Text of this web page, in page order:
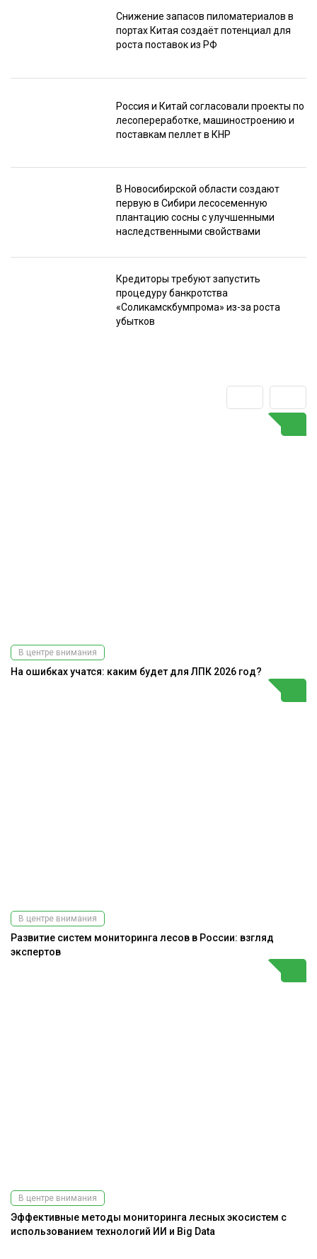
Снижение запасов пиломатериалов в
портах Китая создаёт потенциал для
роста поставок из РФ
Россия и Китай согласовали проекты по
лесопереработке, машиностроению и
поставкам пеллет в КНР
В Новосибирской области создают
первую в Сибири лесосеменную
плантацию сосны с улучшенными
наследственными свойствами
Кредиторы требуют запустить
процедуру банкротства
«Соликамскбумпрома» из-за роста
убытков
В центре внимания
На ошибках учатся: каким будет для ЛПК 2026 год?
В центре внимания
Развитие систем мониторинга лесов в России: взгляд
экспертов
В центре внимания
Эффективные методы мониторинга лесных экосистем с
использованием технологий ИИ и Big Data